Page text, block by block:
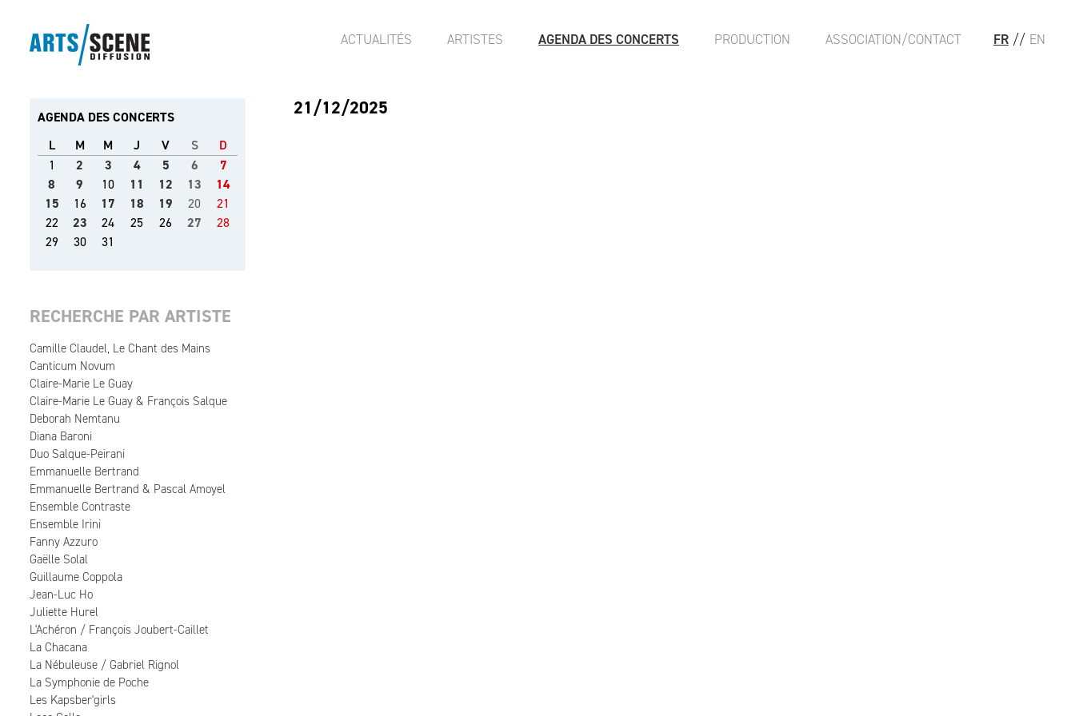
FR // EN
ACTUALITÉS ARTISTES AGENDA DES CONCERTS PRODUCTION ASSOCIATION/CONTACT
AGENDA DES CONCERTS
L
M M J V S
D
1
2 3 4 5 6
7
8
9 10 11 12 13
14
15
16 17 18 19 20
21
22
23 24 25 26 27
28
29
30 31
RECHERCHE PAR ARTISTE
Camille Claudel, Le Chant des Mains
Canticum Novum
Claire-Marie Le Guay
Claire-Marie Le Guay & François Salque
Deborah Nemtanu
Diana Baroni
Duo Salque-Peirani
Emmanuelle Bertrand
Emmanuelle Bertrand & Pascal Amoyel
Ensemble Contraste
Ensemble Irini
Fanny Azzuro
Gaëlle Solal
Guillaume Coppola
Jean-Luc Ho
Juliette Hurel
L'Achéron / François Joubert-Caillet
La Chacana
La Nébuleuse / Gabriel Rignol
La Symphonie de Poche
Les Kapsber'girls
21/12/2025